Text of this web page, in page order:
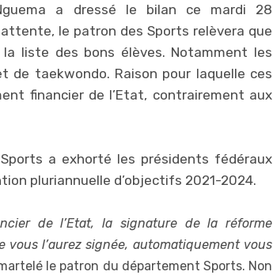
a dressé le bilan ce mardi 28
le patron des Sports relèvera que
liste des bons élèves. Notamment les
taekwondo. Raison pour laquelle ces
financier de l’Etat, contrairement aux
a exhorté les présidents fédéraux
pluriannuelle d’objectifs 2021-2024.
de l’Etat, la signature de la réforme
l’aurez signée, automatiquement vous
le patron du département Sports. Non